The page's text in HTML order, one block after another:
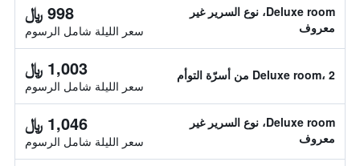
Deluxe room، نوع السرير غير
معروف
998 ﷼
سعر الليلة شامل الرسوم
Deluxe room، 2 من أسرّة التوأم 1,003 ﷼
سعر الليلة شامل الرسوم
Deluxe room، نوع السرير غير
معروف
1,046 ﷼
سعر الليلة شامل الرسوم